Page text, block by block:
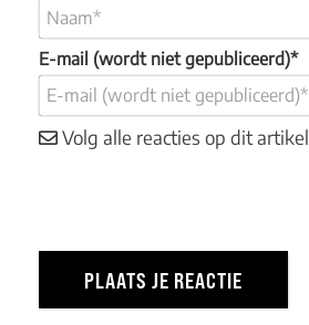
E-mail (wordt niet gepubliceerd)*
Volg alle reacties op dit artikel